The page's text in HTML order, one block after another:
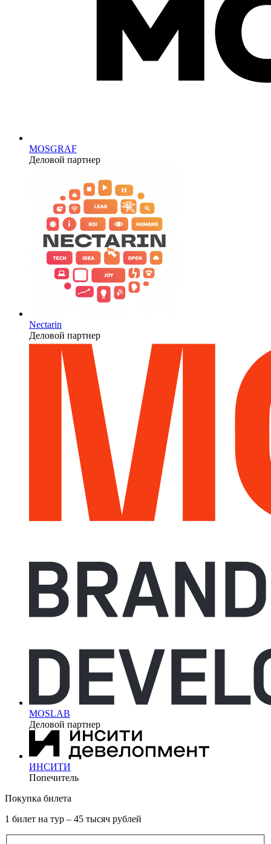
MOSGRAF
Деловой партнер
Nectarin
Деловой партнер
MOSLAB
Деловой партнер
ИНСИТИ
Попечитель
Покупка билета
1 билет на тур – 45 тысяч рублей